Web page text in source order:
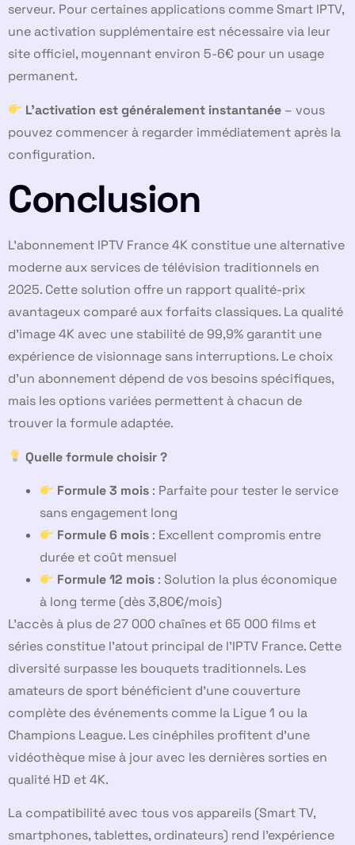
serveur. Pour certaines applications comme Smart IPTV,
une activation supplémentaire est nécessaire via leur
site officiel, moyennant environ 5-6€ pour un usage
permanent.
L’activation est généralement instantanée – vous
pouvez commencer à regarder immédiatement après la
configuration.
Conclusion
L’abonnement IPTV France 4K constitue une alternative
moderne aux services de télévision traditionnels en
2025. Cette solution offre un rapport qualité-prix
avantageux comparé aux forfaits classiques. La qualité
d’image 4K avec une stabilité de 99,9% garantit une
expérience de visionnage sans interruptions. Le choix
d’un abonnement dépend de vos besoins spécifiques,
mais les options variées permettent à chacun de
trouver la formule adaptée.
Quelle formule choisir ?
Formule 3 mois : Parfaite pour tester le service
sans engagement long
Formule 6 mois : Excellent compromis entre
durée et coût mensuel
Formule 12 mois : Solution la plus économique
à long terme (dès 3,80€/mois)
L’accès à plus de 27 000 chaînes et 65 000 films et
séries constitue l’atout principal de l’IPTV France. Cette
diversité surpasse les bouquets traditionnels. Les
amateurs de sport bénéficient d’une couverture
complète des événements comme la Ligue 1 ou la
Champions League. Les cinéphiles profitent d’une
vidéothèque mise à jour avec les dernières sorties en
qualité HD et 4K.
La compatibilité avec tous vos appareils (Smart TV,
smartphones, tablettes, ordinateurs) rend l’expérience